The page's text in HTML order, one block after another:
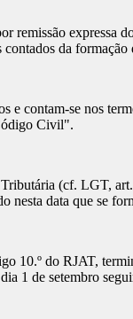
expressa
da
contam-se nos
Civil".
(cf. LGT,
nesta data que se
10.º do RJAT,
1 de setembro